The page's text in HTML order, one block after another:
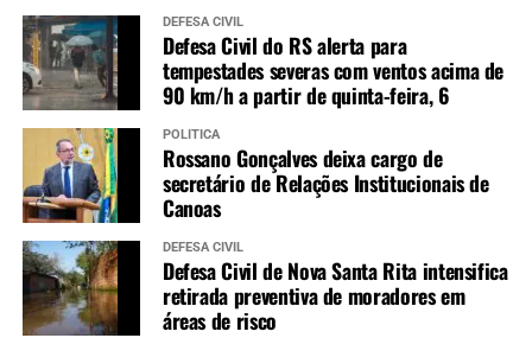
DEFESA CIVIL
Defesa Civil do RS alerta para
tempestades severas com ventos acima de
90 km/h a partir de quinta-feira, 6
POLÍTICA
Rossano Gonçalves deixa cargo de
secretário de Relações Institucionais de
Canoas
DEFESA CIVIL
Defesa Civil de Nova Santa Rita intensifica
retirada preventiva de moradores em
áreas de risco